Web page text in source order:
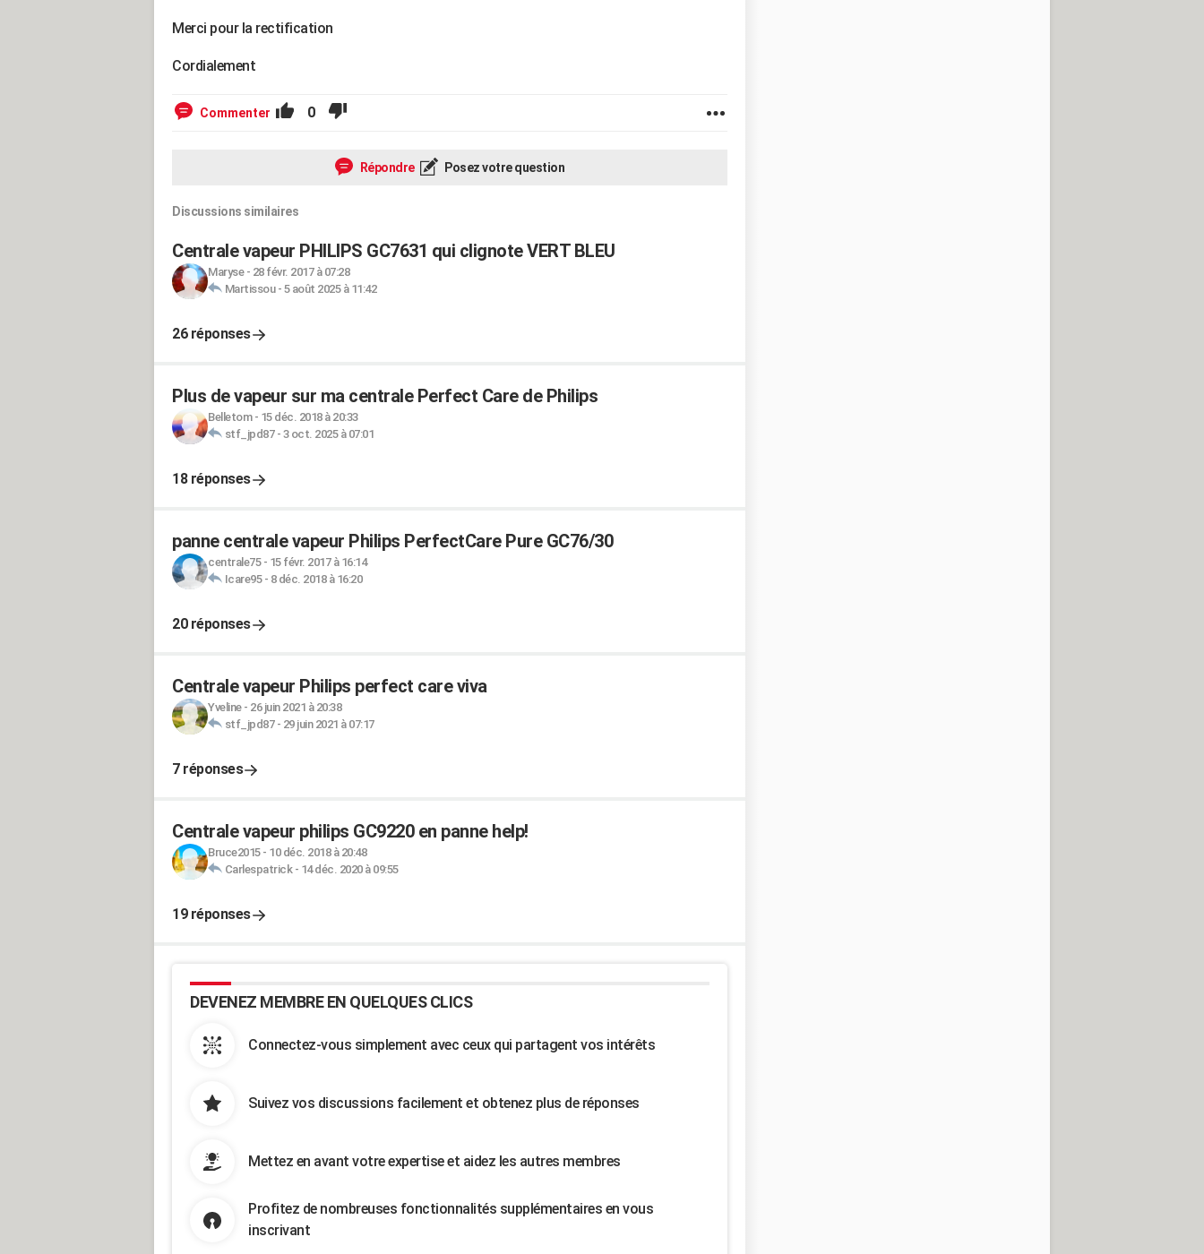
Merci pour la rectification
Cordialement
Commenter 0
Répondre Posez votre question
Discussions similaires
Centrale vapeur PHILIPS GC7631 qui clignote VERT BLEU
Maryse- 28 févr. 2017 à 07:28
Martissou- 5 août 2025 à 11:42
26 réponses
Plus de vapeur sur ma centrale Perfect Care de Philips
Belletom- 15 déc. 2018 à 20:33
stf_jpd87- 3 oct. 2025 à 07:01
18 réponses
panne centrale vapeur Philips PerfectCare Pure GC76/30
centrale75- 15 févr. 2017 à 16:14
Icare95- 8 déc. 2018 à 16:20
20 réponses
Centrale vapeur Philips perfect care viva
Yveline- 26 juin 2021 à 20:38
stf_jpd87- 29 juin 2021 à 07:17
7 réponses
Centrale vapeur philips GC9220 en panne help!
Bruce2015- 10 déc. 2018 à 20:48
Carlespatrick- 14 déc. 2020 à 09:55
19 réponses
DEVENEZ MEMBRE EN QUELQUES CLICS
Connectez-vous simplement avec ceux qui partagent vos intérêts
Suivez vos discussions facilement et obtenez plus de réponses
Mettez en avant votre expertise et aidez les autres membres
Profitez de nombreuses fonctionnalités supplémentaires en vous
inscrivant